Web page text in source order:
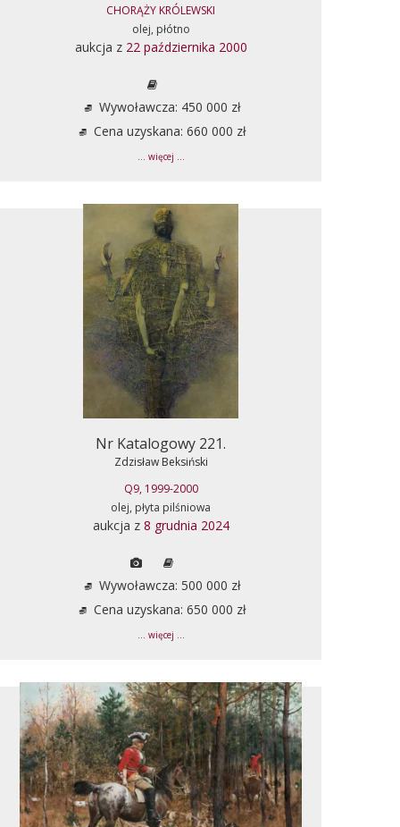
CHORĄŻY KRÓLEWSKI
olej, płótno
aukcja z 22 października 2000
Wywoławcza: 450 000 zł
Cena uzyskana: 660 000 zł
... więcej ...
Nr Katalogowy 221.
Zdzisław Beksiński
Q9, 1999-2000
olej, płyta pilśniowa
aukcja z 8 grudnia 2024
Wywoławcza: 500 000 zł
Cena uzyskana: 650 000 zł
... więcej ...